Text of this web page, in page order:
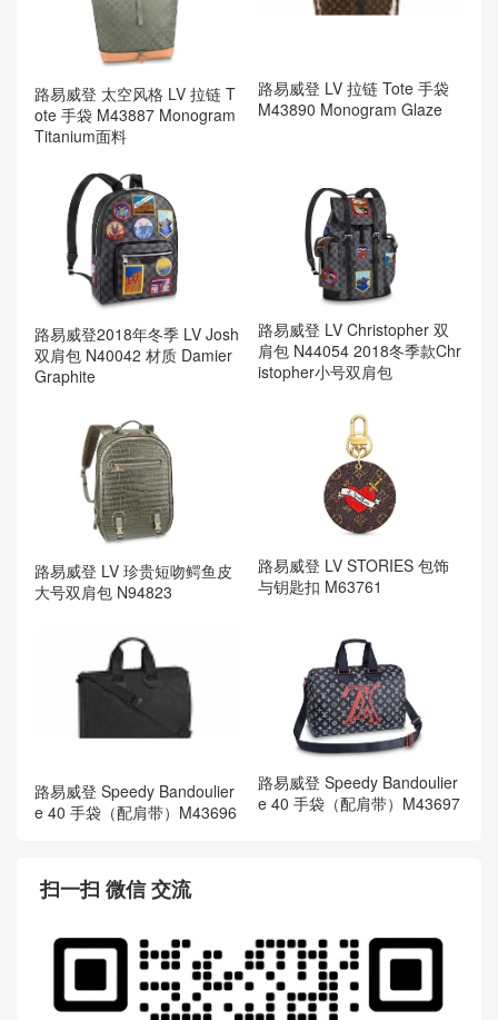
路易威登 太空风格 LV 拉链 T
ote 手袋 M43887 Monogram
Titanium面料
路易威登 LV 拉链 Tote 手袋
M43890 Monogram Glaze
路易威登2018年冬季 LV Josh
双肩包 N40042 材质 Damier
Graphite
路易威登 LV Christopher 双
肩包 N44054 2018冬季款Chr
istopher小号双肩包
路易威登 LV 珍贵短吻鳄鱼皮
大号双肩包 N94823
路易威登 LV STORIES 包饰
与钥匙扣 M63761
路易威登 Speedy Bandoulier
e 40 手袋（配肩带）M43696
路易威登 Speedy Bandoulier
e 40 手袋（配肩带）M43697
扫一扫 微信 交流